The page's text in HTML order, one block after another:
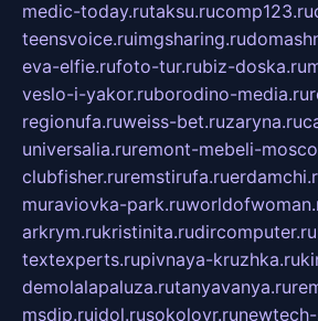
medic-today.rutaksu.rucomp123.ru
teensvoice.ruimgsharing.ru
eva-elfie.rufoto-tur.rubiz-doska.ru
veslo-i-yakor.ruborodino-media.ru
regionufa.ruweiss-bet.ruzaryna.ru
universalia.ruremont-mebeli-
clubfisher.ruremstirufa.ru
muraviovka-park.ru
arkrym.rukristinita.rudircomputer.ru
textexperts.rupivnaya-kruzhka.ru
demolalapaluza.rutanyavanya.ru
msdip.rujdol.rusokolovr.ru